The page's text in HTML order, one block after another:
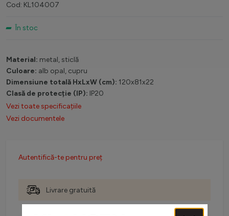
Cod: KL104007
În stoc
Material: metal, sticlă
Culoare: alb opal, cupru
Dimensiune totală HxLxW (cm): 120x81x22
Clasă de protecție (IP): IP20
Vezi toate specificațiile
Vezi documentele
Autentifică-te pentru preț
Livrare gratuită